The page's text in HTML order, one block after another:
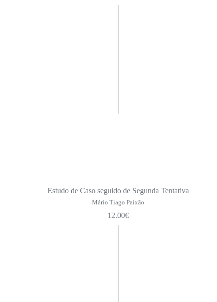
Estudo de Caso seguido de Segunda Tentativa
Mário Tiago Paixão
12.00€